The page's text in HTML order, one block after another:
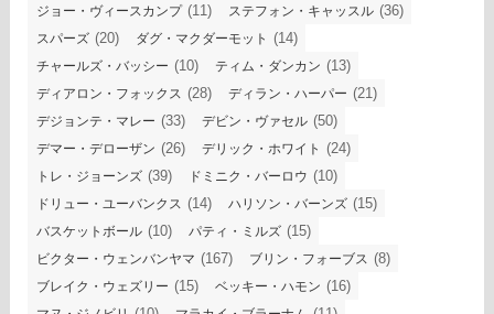
ジョー・ヴィースカンプ(11) ステフォン・キャッスル (36)
スパーズ (20) ダグ・マクダーモット (14)
チャールズ・バッシー (10) ティム・ダンカン (13)
ディアロン・フォックス (28) ディラン・ハーパー (21)
デジョンテ・マレー (33) デビン・ヴァセル (50)
デマー・デローザン (26) デリック・ホワイト (24)
トレ・ジョーンズ (39) ドミニク・バーロウ (10)
ドリュー・ユーバンクス (14) ハリソン・バーンズ (15)
バスケットボール (10) パティ・ミルズ (15)
ビクター・ウェンバンヤマ (167) ブリン・フォーブス (8)
ブレイク・ウェズリー (15) ベッキー・ハモン (16)